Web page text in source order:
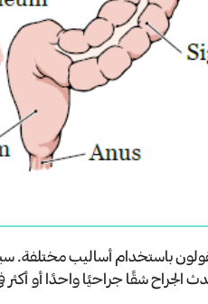
باستخدام أساليب مختلفة.
الجراح شقًا جراحيًا واحدًا أو